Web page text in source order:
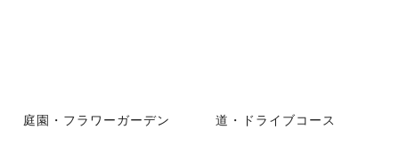
庭園・フラワーガーデン 道・ドライブコース